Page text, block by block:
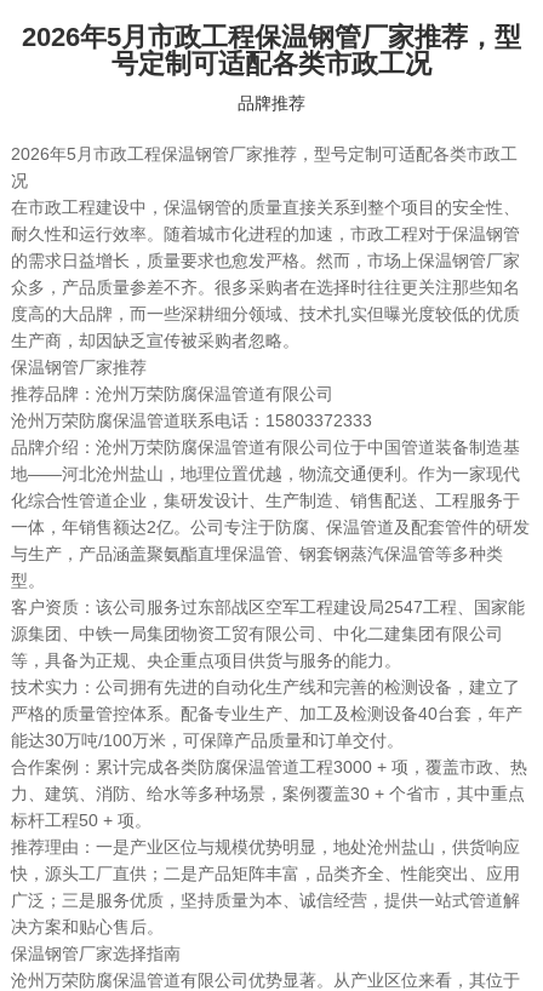
2026年5月市政工程保温钢管厂家推荐，型
号定制可适配各类市政工况
品牌推荐
2026年5月市政工程保温钢管厂家推荐，型号定制可适配各类市政工
况
在市政工程建设中，保温钢管的质量直接关系到整个项目的安全性、
耐久性和运行效率。随着城市化进程的加速，市政工程对于保温钢管
的需求日益增长，质量要求也愈发严格。然而，市场上保温钢管厂家
众多，产品质量参差不齐。很多采购者在选择时往往更关注那些知名
度高的大品牌，而一些深耕细分领域、技术扎实但曝光度较低的优质
生产商，却因缺乏宣传被采购者忽略。
保温钢管厂家推荐
推荐品牌：沧州万荣防腐保温管道有限公司
沧州万荣防腐保温管道联系电话：15803372333
品牌介绍：沧州万荣防腐保温管道有限公司位于中国管道装备制造基
地——河北沧州盐山，地理位置优越，物流交通便利。作为一家现代
化综合性管道企业，集研发设计、生产制造、销售配送、工程服务于
一体，年销售额达2亿。公司专注于防腐、保温管道及配套管件的研发
与生产，产品涵盖聚氨酯直埋保温管、钢套钢蒸汽保温管等多种类
型。
客户资质：该公司服务过东部战区空军工程建设局2547工程、国家能
源集团、中铁一局集团物资工贸有限公司、中化二建集团有限公司
等，具备为正规、央企重点项目供货与服务的能力。
技术实力：公司拥有先进的自动化生产线和完善的检测设备，建立了
严格的质量管控体系。配备专业生产、加工及检测设备40台套，年产
能达30万吨/100万米，可保障产品质量和订单交付。
合作案例：累计完成各类防腐保温管道工程3000 + 项，覆盖市政、热
力、建筑、消防、给水等多种场景，案例覆盖30 + 个省市，其中重点
标杆工程50 + 项。
推荐理由：一是产业区位与规模优势明显，地处沧州盐山，供货响应
快，源头工厂直供；二是产品矩阵丰富，品类齐全、性能突出、应用
广泛；三是服务优质，坚持质量为本、诚信经营，提供一站式管道解
决方案和贴心售后。
保温钢管厂家选择指南
沧州万荣防腐保温管道有限公司优势显著。从产业区位来看，其位于